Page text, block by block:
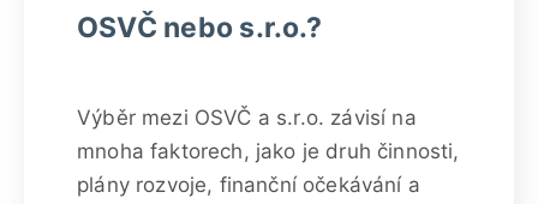
OSVČ nebo s.r.o.?
Výběr mezi OSVČ a s.r.o. závisí na
mnoha faktorech, jako je druh činnosti,
plány rozvoje, finanční očekávání a